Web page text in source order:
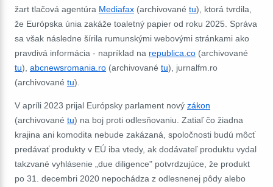
žart tlačová agentúra Mediafax (archivované tu), ktorá tvrdila,
že Európska únia zakáže toaletný papier od roku 2025. Správa
sa však následne šírila rumunskými webovými stránkami ako
pravdivá informácia - napríklad na republica.co (archivované
tu), abcnewsromania.ro (archivované tu), jurnalfm.ro
(archivované tu).
V apríli 2023 prijal Európsky parlament nový zákon
(archivované tu) na boj proti odlesňovaniu. Zatiaľ čo žiadna
krajina ani komodita nebude zakázaná, spoločnosti budú môcť
predávať produkty v EÚ iba vtedy, ak dodávateľ produktu vydal
takzvané vyhlásenie „due diligence" potvrdzujúce, že produkt
po 31. decembri 2020 nepochádza z odlesnenej pôdy alebo